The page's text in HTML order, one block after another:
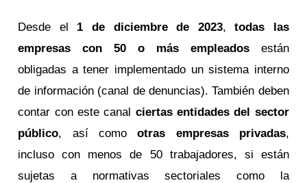
Desde el 1 de diciembre de 2023,todas las
empresas con 50 o más empleadosestán
obligadas a tener implementado un sistema interno
de información (canal de denuncias). También deben
contar con este canal ciertas entidades del sector
público, así comootras empresas privadas,
incluso con menos de 50 trabajadores, si están
sujetas a normativas sectoriales como la